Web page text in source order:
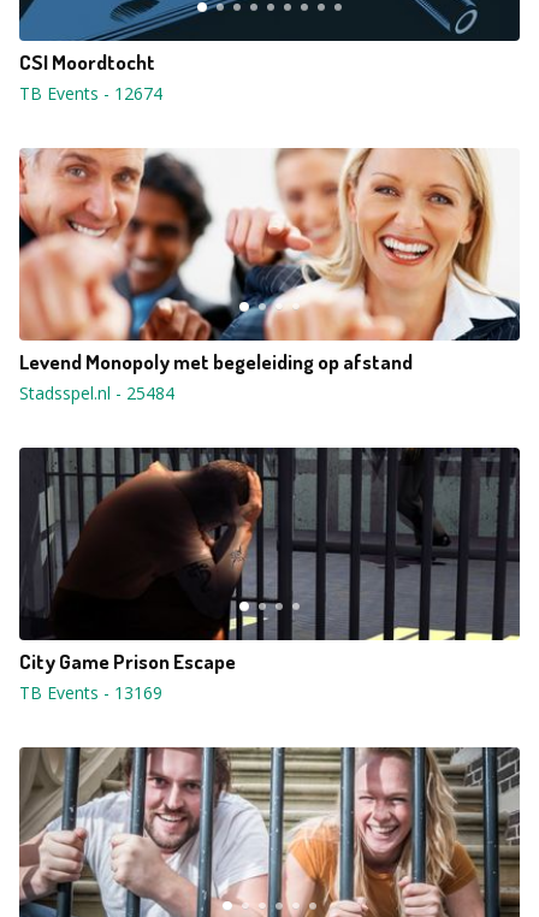
CSI Moordtocht
TB Events - 12674
Levend Monopoly met begeleiding op afstand
Stadsspel.nl - 25484
City Game Prison Escape
TB Events - 13169